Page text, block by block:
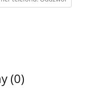
(0)